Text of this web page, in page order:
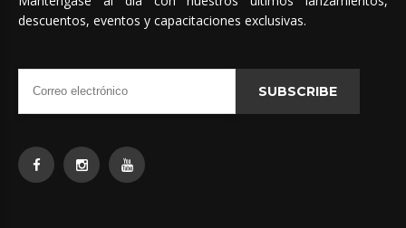
descuentos, eventos y capacitaciones exclusivas.
SUBSCRIBE